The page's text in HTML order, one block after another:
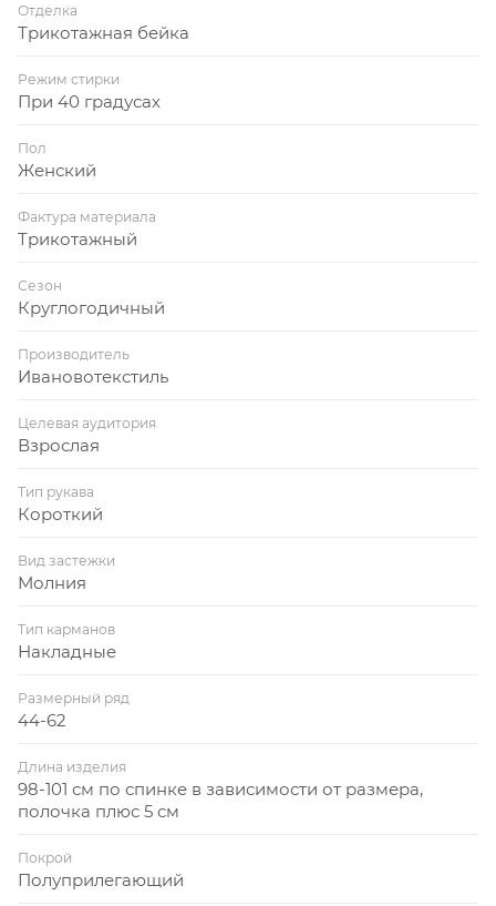
Отделка
Трикотажная бейка
Режим стирки
При 40 градусах
Пол
Женский
Фактура материала
Трикотажный
Сезон
Круглогодичный
Производитель
Ивановотекстиль
Целевая аудитория
Взрослая
Тип рукава
Короткий
Вид застежки
Молния
Тип карманов
Накладные
Размерный ряд
44-62
Длина изделия
98-101 см по спинке в зависимости от размера,
полочка плюс 5 см
Покрой
Полуприлегающий